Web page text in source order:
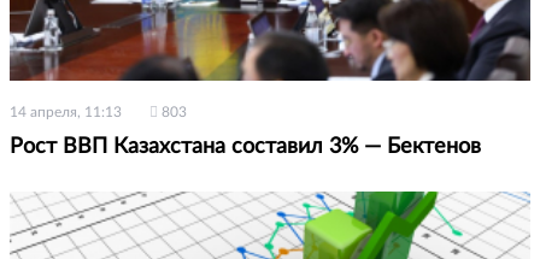
14 апреля, 11:13 803
Рост ВВП Казахстана составил 3% — Бектенов